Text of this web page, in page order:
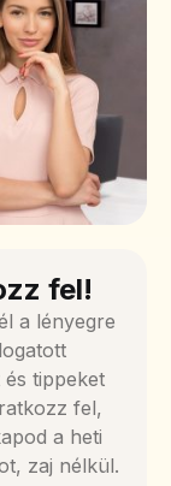
fel!
a lényegre
tippeket
fel,
a heti
zaj nélkül.